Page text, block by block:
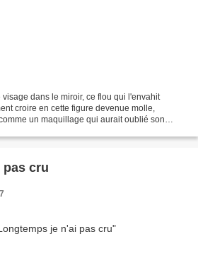
dans le miroir, ce flou qui l'envahit
croire en cette figure devenue molle,
un maquillage qui aurait oublié son
pas cru